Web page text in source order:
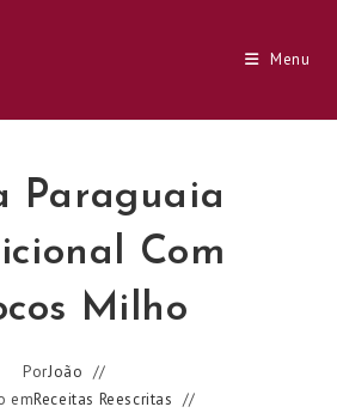
Menu
Paraguaia
Com
Milho
PorJoão
emReceitas Reescritas